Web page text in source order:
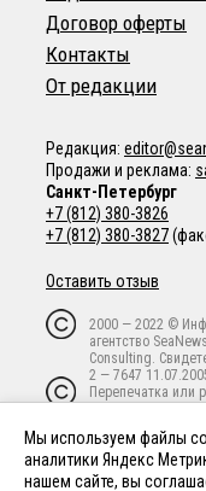
Договор оферты
Контакты
От редакции
Редакция:
Продажи и реклама:
Санкт-Петербург
+7 (812) 380-3826
+7 (812) 380-3827
Оставить отзыв
Мы используем файлы
аналитики Яндекс
нашем сайте, вы
2000 — 2022 ©
агентство
Consulting.
2 — 7647
Перепечатка или
запрещены без
согласия